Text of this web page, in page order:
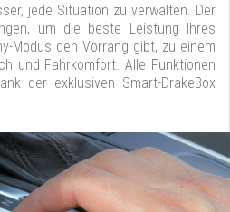
jede Situation zu verwalten. Der
um die beste Leistung Ihres
Modus den Vorrang gibt, zu einem
und Fahrkomfort. Alle Funktionen
der exklusiven Smart-DrakeBox